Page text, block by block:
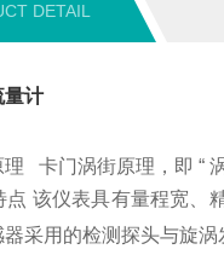
DETAIL
量计
理 卡门涡街原理，即 “
点 该仪表具有量程宽、
采用的检测探头与旋